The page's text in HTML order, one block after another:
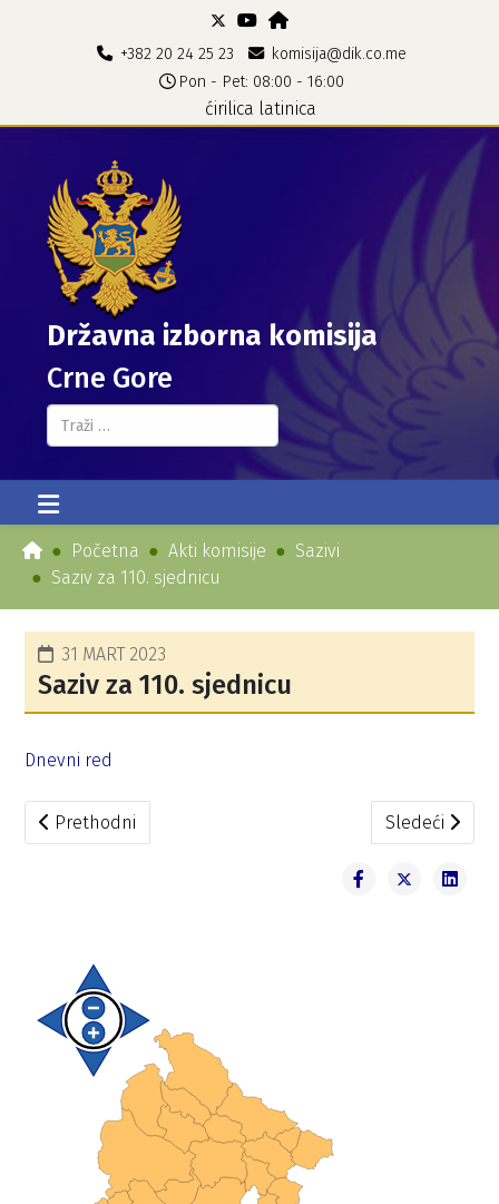
+382 20 24 25 23
komisija@dik.co.me
Pon - Pet: 08:00 - 16:00
ćirilica latinica
Državna izborna komisija
Crne Gore
Pretraga...
Početna Akti komisije
Sazivi
Saziv za 110. sjednicu
31 MART 2023
Saziv za 110. sjednicu
Dnevni red
Prethodni članak: Saziv za 111. sjednicu
Prethodni Sledeći
Sledeći